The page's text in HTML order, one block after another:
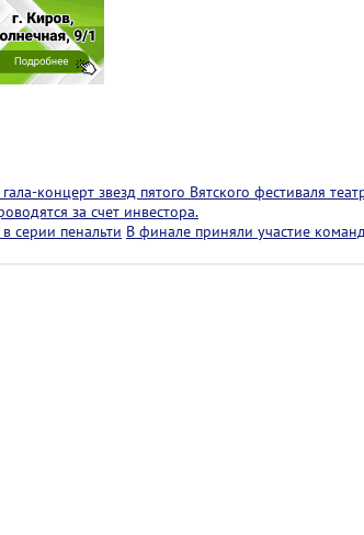
концерт звезд пятого Вятского фестиваля
за счет инвестора.
серии пенальти В финале приняли участие